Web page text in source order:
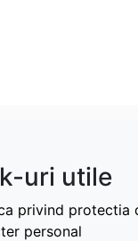
uri utile
privind protectia
personal